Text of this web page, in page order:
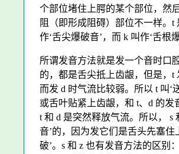
个部位堵住上腭的某个部位，然
阻（即形成阻碍）部位不一样。
作‘舌尖爆破音’，而 k 叫作‘舌根爆
所谓发音方法就是发一个音时口
的，都是舌尖抵上齿龈，但是，
而发 d 时气流比较弱。所以 t 叫‘
或舌叶贴紧上齿龈，和 t、d 的
t 和 d 是突然释放气流。所以， s
音’的，因为发它们是舌头先塞住
破’。s 和 z 也有发音方法的区别